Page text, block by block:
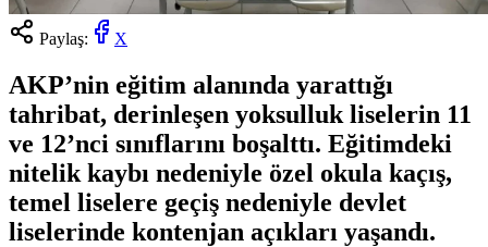
Paylaş: X
AKP’nin eğitim alanında yarattığı
tahribat, derinleşen yoksulluk liselerin 11
ve 12’nci sınıflarını boşalttı. Eğitimdeki
nitelik kaybı nedeniyle özel okula kaçış,
temel liselere geçiş nedeniyle devlet
liselerinde kontenjan açıkları yaşandı.